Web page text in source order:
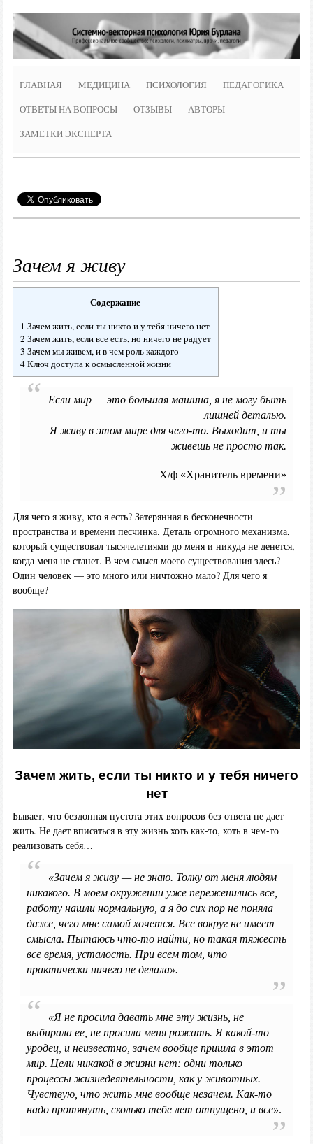
ГЛАВНАЯ МЕДИЦИНА ПСИХОЛОГИЯ ПЕДАГОГИКА
ОТВЕТЫ НА ВОПРОСЫ ОТЗЫВЫ АВТОРЫ
ЗАМЕТКИ ЭКСПЕРТА
Зачем я живу
Содержание
1 Зачем жить, если ты никто и у тебя ничего нет
2 Зачем жить, если все есть, но ничего не радует
3 Зачем мы живем, и в чем роль каждого
4 Ключ доступа к осмысленной жизни
Если мир — это большая машина, я не могу быть
лишней деталью.
Я живу в этом мире для чего-то. Выходит, и ты
живешь не просто так.
Х/ф «Хранитель времени»
Для чего я живу, кто я есть? Затерянная в бесконечности
пространства и времени песчинка. Деталь огромного механизма,
который существовал тысячелетиями до меня и никуда не денется,
когда меня не станет. В чем смысл моего существования здесь?
Один человек — это много или ничтожно мало? Для чего я
вообще?
Зачем жить, если ты никто и у тебя ничего
нет
Бывает, что бездонная пустота этих вопросов без ответа не дает
жить. Не дает вписаться в эту жизнь хоть как-то, хоть в чем-то
реализовать себя…
«Зачем я живу — не знаю. Толку от меня людям
никакого. В моем окружении уже переженились все,
работу нашли нормальную, а я до сих пор не поняла
даже, чего мне самой хочется. Все вокруг не имеет
смысла. Пытаюсь что-то найти, но такая тяжесть
все время, усталость. При всем том, что
практически ничего не делала».
«Я не просила давать мне эту жизнь, не
выбирала ее, не просила меня рожать. Я какой-то
уродец, и неизвестно, зачем вообще пришла в этот
мир. Цели никакой в жизни нет: одни только
процессы жизнедеятельности, как у животных.
Чувствую, что жить мне вообще незачем. Как-то
надо протянуть, сколько тебе лет отпущено, и все».